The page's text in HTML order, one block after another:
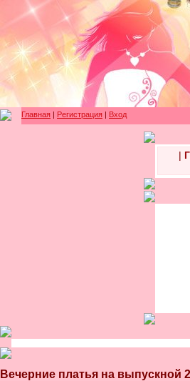
Главная | Регистрация | Вход
|
Вечерние платья на